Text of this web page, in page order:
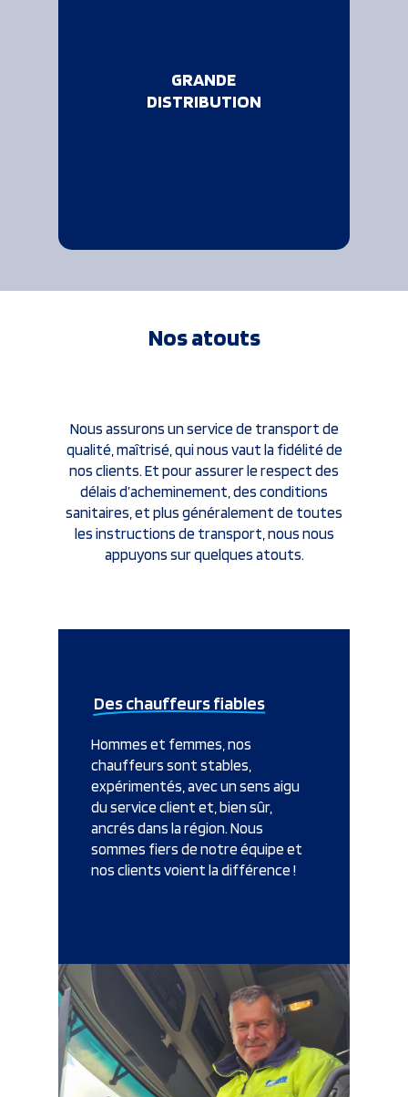
GRANDE
DISTRIBUTION
distributeurs des
tournées de magasins
pour la livraison de
Nos atouts
Nous assurons un service de transport de
qualité, maîtrisé, qui nous vaut la fidélité de
nos clients. Et pour assurer le respect des
délais d’acheminement, des conditions
sanitaires, et plus généralement de toutes
les instructions de transport, nous nous
appuyons sur quelques atouts.
Des chauffeurs fiables
Hommes et femmes, nos
chauffeurs sont stables,
expérimentés, avec un sens aigu
du service client et, bien sûr,
ancrés dans la région. Nous
sommes fiers de notre équipe et
nos clients voient la différence !